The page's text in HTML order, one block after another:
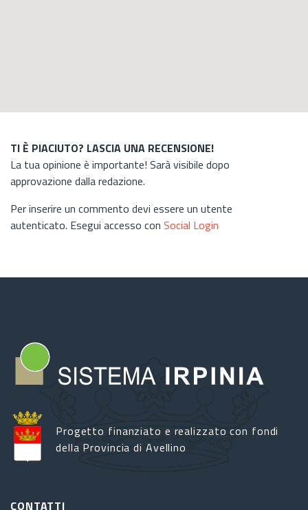
TI È PIACIUTO? LASCIA UNA RECENSIONE!
La tua opinione è importante! Sarà visibile dopo
approvazione dalla redazione.
Per inserire un commento devi essere un utente
autenticato. Esegui accesso con Social Login
Progetto finanziato e realizzato con fondi
della Provincia di Avellino
CONTATTI